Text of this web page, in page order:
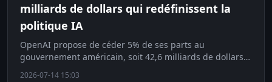
milliards de dollars qui redéfinissent la
politique IA
OpenAI propose de céder 5% de ses parts au
gouvernement américain, soit 42,6 milliards de dollars.
2026-07-14 15:03